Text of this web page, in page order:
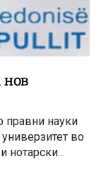
правни науки
во
нотарски